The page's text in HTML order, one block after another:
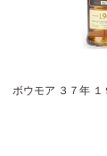
ボウモア ３７年 １